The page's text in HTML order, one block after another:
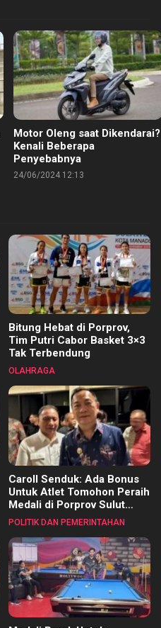
Motor Oleng saat Dikendarai?
Kenali Beberapa
Penyebabnya
24/06/2024 12:13
Bitung Hebat di Porprov,
Tim Putri Cabor Basket 3×3
Tak Terbendung
OLAHRAGA
Caroll Senduk: Ada Bonus
Untuk Atlet Tomohon Peraih
Medali di Porprov Sulut
2025
POLITIK DAN PEMERINTAHAN